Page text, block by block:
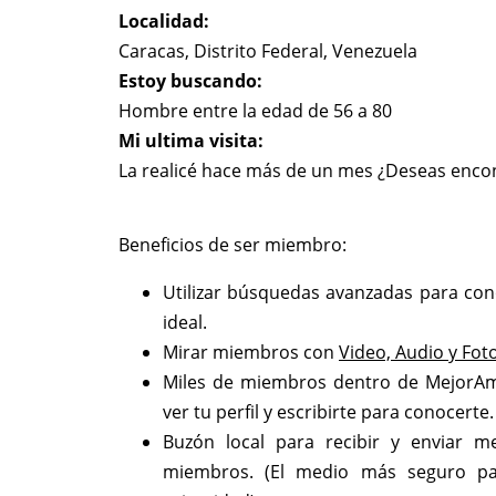
Localidad:
Caracas, Distrito Federal, Venezuela
Estoy buscando:
Hombre entre la edad de 56 a 80
Mi ultima visita:
La realicé hace más de un mes ¿Deseas
Beneficios de ser miembro:
Utilizar búsquedas avanzadas para
ideal.
Mirar miembros con Video, Audio y
Miles de miembros dentro de
ver tu perfil y escribirte para conocerte.
Buzón local para recibir y enviar
miembros. (El medio más seguro